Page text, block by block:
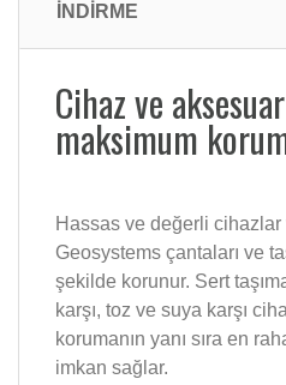
İNDİRME
Cihaz ve
maksimum
Hassas ve değerli
Geosystems çantaları ve
şekilde korunur. Sert
karşı, toz ve suya karşı
korumanın yanı sıra en
imkan sağlar.